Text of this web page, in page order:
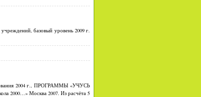
базовый уровень 2009 г.
2004 г., ПРОГРАММЫ «УЧУСЬ
Москва 2007. Из расчёта 5